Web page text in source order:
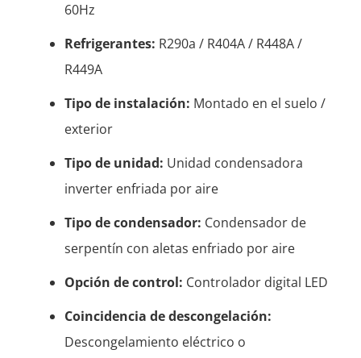
60Hz
Refrigerantes: R290a / R404A / R448A /
R449A
Tipo de instalación: Montado en el suelo /
exterior
Tipo de unidad: Unidad condensadora
inverter enfriada por aire
Tipo de condensador: Condensador de
serpentín con aletas enfriado por aire
Opción de control: Controlador digital LED
Coincidencia de descongelación:
Descongelamiento eléctrico o